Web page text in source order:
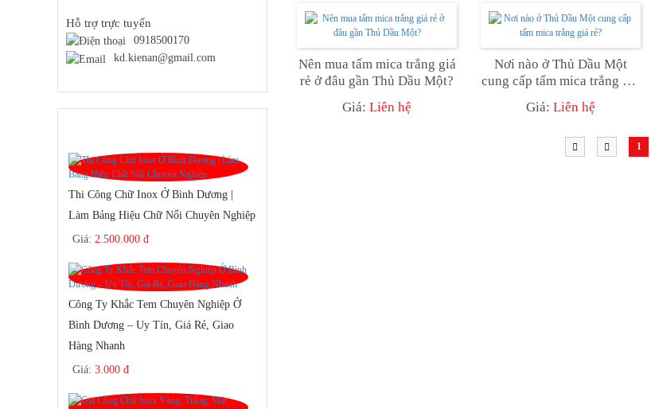
Hỗ trợ trực tuyến
0918500170
kd.kienan@gmail.com
Thi Công Chữ Inox Ở Bình Dương |
Làm Bảng Hiệu Chữ Nổi Chuyên Nghiệp
Giá: 2.500.000 đ
Công Ty Khắc Tem Chuyên Nghiệp Ở
Bình Dương – Uy Tín, Giá Rẻ, Giao
Hàng Nhanh
Giá: 3.000 đ
Nên mua tấm mica trắng giá
rẻ ở đâu gần Thủ Dầu Một?
Giá: Liên hệ
Nơi nào ở Thủ Dầu Một
cung cấp tấm mica trắng giá
Giá: Liên hệ
1